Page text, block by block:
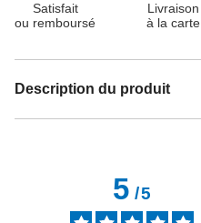
Satisfait
ou remboursé
Livraison
à la carte
Description du produit
5/5